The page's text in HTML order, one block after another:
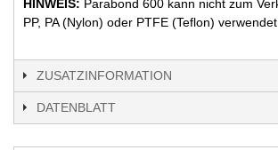
HINWEIS: Parabond 600 kann nicht zum
PP, PA (Nylon) oder PTFE (Teflon) verwendet
ZUSATZINFORMATION
DATENBLATT